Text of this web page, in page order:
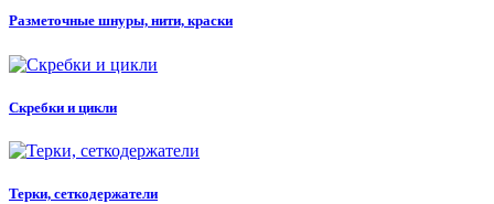
Разметочные шнуры, нити, краски
Скребки и цикли
Терки, сеткодержатели